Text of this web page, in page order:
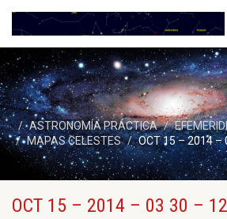
ASTRONOMÍA PRÁCTICA
MAPAS CELESTES
OCT 15 – 2014 –
OCT 15 – 2014 – 03 30 –